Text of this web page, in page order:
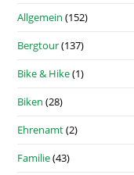
Allgemein (152)
Bergtour(137)
Bike & Hike(1)
Biken (28)
Ehrenamt(2)
Familie(43)